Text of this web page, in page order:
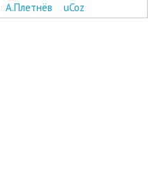
А.Плетнёв uCoz